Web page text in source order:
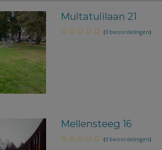
Multatulilaan 21
(0 beoordelingen)
Mellensteeg 16
(0 beoordelingen)